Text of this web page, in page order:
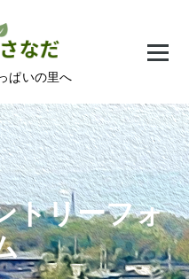
ぱいの里へ
トリーフォ